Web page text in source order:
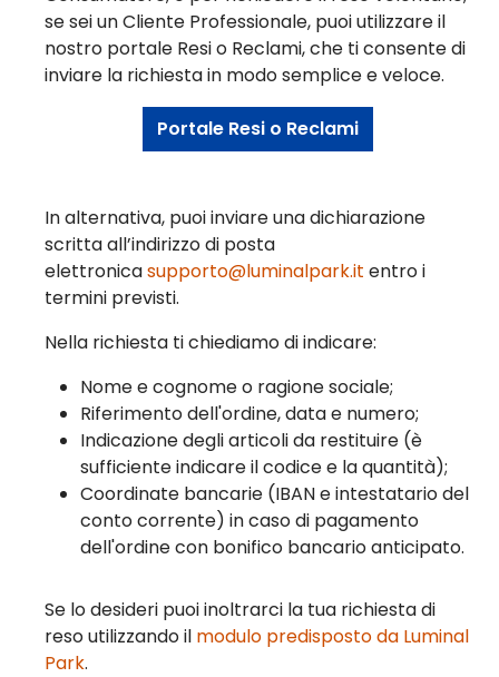
se sei un Cliente Professionale, puoi utilizzare il
nostro portale Resi o Reclami, che ti consente di
inviare la richiesta in modo semplice e veloce.
Portale Resi o Reclami
In alternativa, puoi inviare una dichiarazione
scritta all’indirizzo di posta
elettronicasupporto@luminalpark.it entro i
termini previsti.
Nella richiesta ti chiediamo di indicare:
Nome e cognome o ragione sociale;
Riferimento dell'ordine, data e numero;
Indicazione degli articoli da restituire (è
sufficiente indicare il codice e la quantità);
Coordinate bancarie (IBAN e intestatario del
conto corrente) in caso di pagamento
dell'ordine con bonifico bancario anticipato.
Se lo desideri puoi inoltrarci la tua richiesta di
reso utilizzando il modulo predisposto da Luminal
Park.